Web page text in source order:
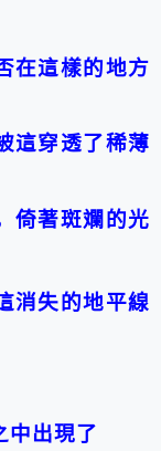
在這樣的地方
這穿透了稀薄
倚著斑斕的光
消失的地平線
中出現了